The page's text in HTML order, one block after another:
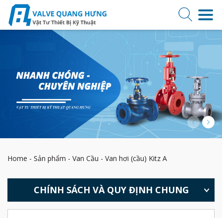
Home - Sản phẩm - Van Cầu - Van hơi (cầu) Kitz A
CHÍNH SÁCH VÀ QUY ĐỊNH CHUNG
HƯỚNG DẪN MUA HÀNG